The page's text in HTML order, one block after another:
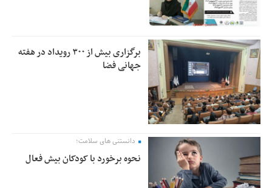
برگزاری بیش از ۳۰۰ رویداد در هفته
جهانی فضا
دانستنی های سلامت؛
نحوه برخورد با کودکان بیش فعال